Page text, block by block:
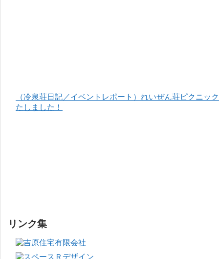
（冷泉荘日記／イベントレポート）れいぜん荘ピクニッ
たしました！
リンク集